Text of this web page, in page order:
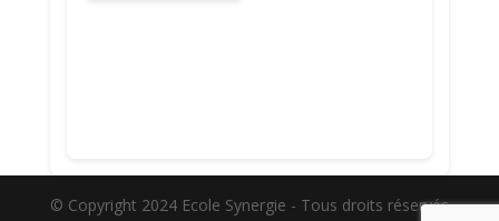
© Copyright 2024 Ecole Synergie - Tous droits réservés